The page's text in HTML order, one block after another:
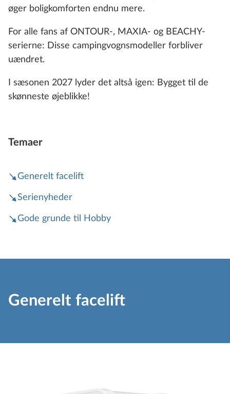
øger boligkomforten endnu mere.
For alle fans af ONTOUR-, MAXIA- og BEACHY-
serierne: Disse campingvognsmodeller forbliver
uændret.
I sæsonen 2027 lyder det altså igen: Bygget til de
skønneste øjeblikke!
Temaer
Generelt facelift
Serienyheder
Gode grunde til Hobby
Generelt facelift